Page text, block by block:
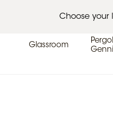
Choose your
Glassroom